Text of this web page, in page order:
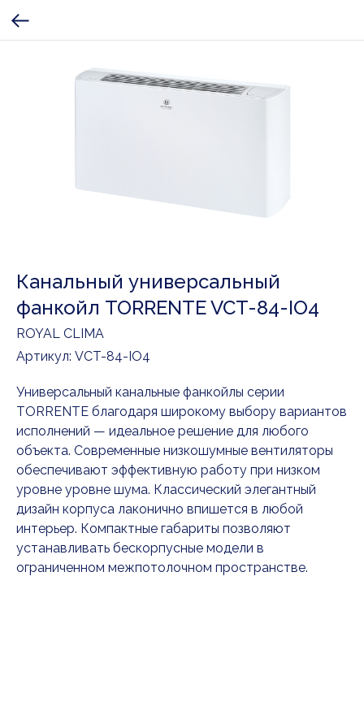
Канальный универсальный
фанкойл TORRENTE VCT-84-IO4
ROYAL CLIMA
Артикул: VCT-84-IO4
Универсальный канальные фанкойлы серии
TORRENTE благодаря широкому выбору вариантов
исполнений — идеальное решение для любого
объекта. Современные низкошумные вентиляторы
обеспечивают эффективную работу при низком
уровне уровне шума. Классический элегантный
дизайн корпуса лаконично впишется в любой
интерьер. Компактные габариты позволяют
устанавливать бескорпусные модели в
ограниченном межпотолочном пространстве.